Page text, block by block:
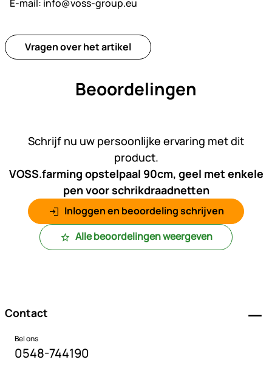
E-mail: info@voss-group.eu
Vragen over het artikel
Beoordelingen
Schrijf nu uw persoonlijke ervaring met dit
product.
VOSS.farming opstelpaal 90cm, geel met enkele
pen voor schrikdraadnetten
Inloggen en beoordeling schrijven
Alle beoordelingen weergeven
Contact
Bel ons
0548-744190